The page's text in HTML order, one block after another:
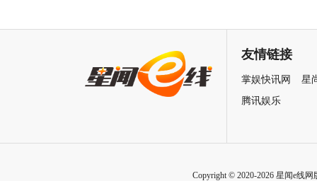
友情链接
掌娱快讯网
星
腾讯娱乐
Copyright © 2020-2026 星闻e线